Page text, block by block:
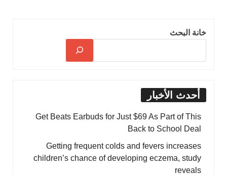
خانة البحث
أحدث الأخبار
Get Beats Earbuds for Just $69 As Part of This
Back to School Deal
Getting frequent colds and fevers increases
children’s chance of developing eczema, study
reveals